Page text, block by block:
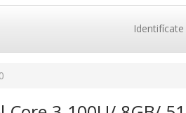
Identifícate